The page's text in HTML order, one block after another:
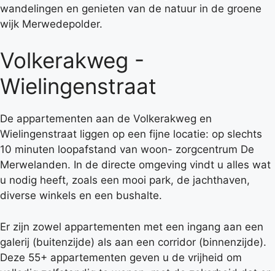
wandelingen en genieten van de natuur in de groene
wijk Merwedepolder.
Volkerakweg -
Wielingenstraat
De appartementen aan de Volkerakweg en
Wielingenstraat liggen op een fijne locatie: op slechts
10 minuten loopafstand van woon- zorgcentrum De
Merwelanden. In de directe omgeving vindt u alles wat
u nodig heeft, zoals een mooi park, de jachthaven,
diverse winkels en een bushalte.
Er zijn zowel appartementen met een ingang aan een
galerij (buitenzijde) als aan een corridor (binnenzijde).
Deze 55+ appartementen geven u de vrijheid om